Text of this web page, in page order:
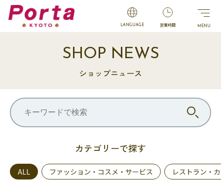
LANGUAGE 営業時間
SHOP NEWS
ショップニュース
カテゴリーで探す
ALL ファッション・コスメ・サービス レストラン・